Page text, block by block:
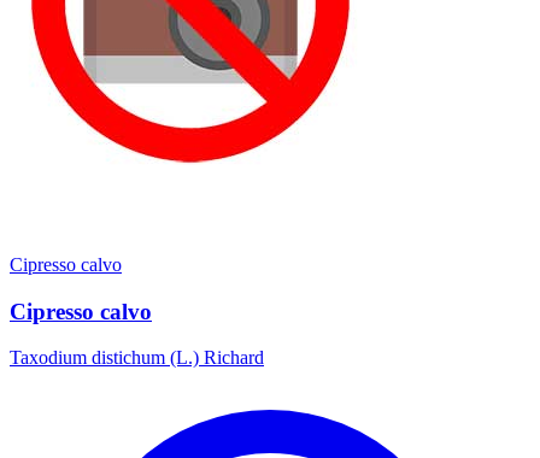
Cipresso calvo
Cipresso calvo
Taxodium distichum (L.) Richard